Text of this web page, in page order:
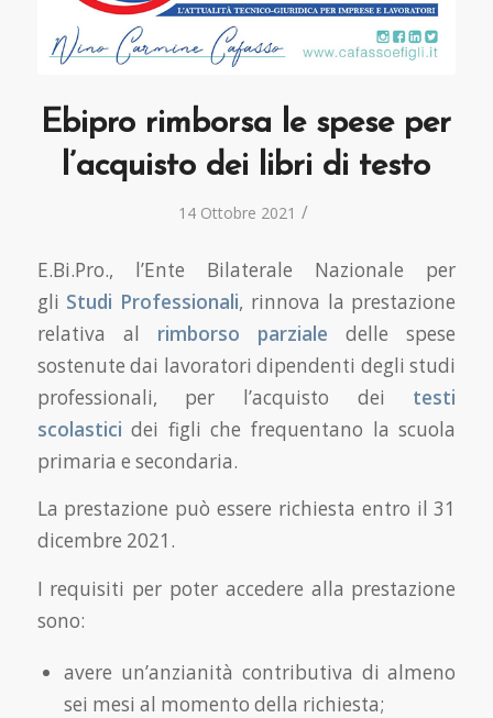
Ebipro rimborsa le spese per
l’acquisto dei libri di testo
14 Ottobre 2021 /
E.Bi.Pro., l’Ente Bilaterale Nazionale per
gli Studi Professionali, rinnova la prestazione
relativa al rimborso parziale delle spese
sostenute dai lavoratori dipendenti degli studi
professionali, per l’acquisto dei testi
scolastici dei figli che frequentano la scuola
primaria e secondaria.
La prestazione può essere richiesta entro il 31
dicembre 2021.
I requisiti per poter accedere alla prestazione
sono:
avere un’anzianità contributiva di almeno
sei mesi al momento della richiesta;